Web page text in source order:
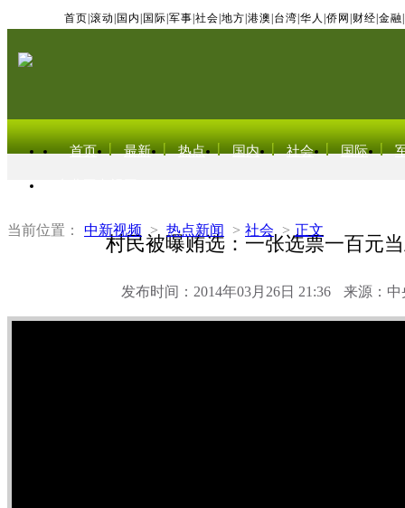
首页 滚动 国内 国际 军事 社会 地方 港澳 台湾 华人 侨网 财经 金融
首页 最新 热点 国内 社会 国际
当前位置： 中新视频 > 热点新闻 > 社会 > 正文
村民被曝贿选：一张选票一百元
发布时间：2014年03月26日 21:36 来源：中